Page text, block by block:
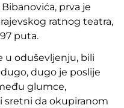
prva je
ratnog teatra,
puta.
u oduševljenju, bili
dugo je poslije
glumce,
sretni da okupiranom